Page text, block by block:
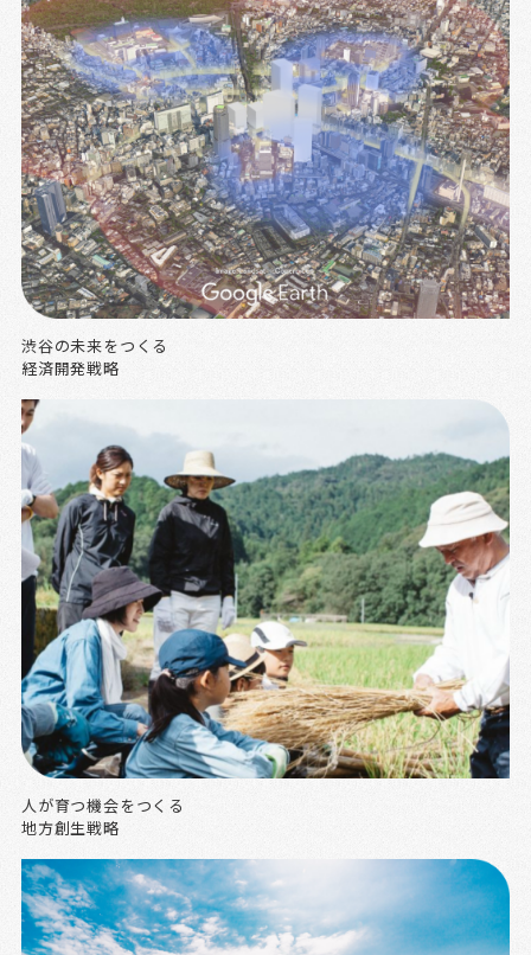
渋谷の未来をつくる
経済開発戦略
人が育つ機会をつくる
地方創生戦略